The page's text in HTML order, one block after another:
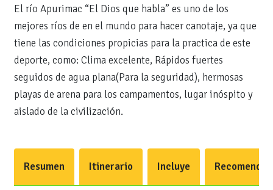
El río Apurimac “El Dios que habla” es uno de los
mejores ríos de en el mundo para hacer canotaje, ya que
tiene las condiciones propicias para la practica de este
deporte, como: Clima excelente, Rápidos fuertes
seguidos de agua plana(Para la seguridad), hermosas
playas de arena para los campamentos, lugar inóspito y
aislado de la civilización.
Resumen Itinerario Incluye